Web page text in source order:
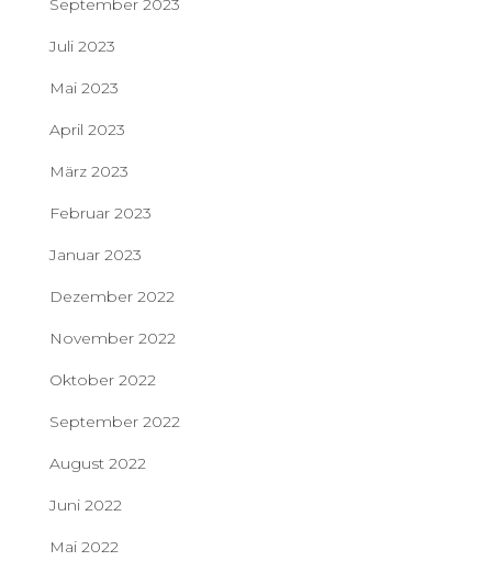
Juli 2023
Mai 2023
April 2023
März 2023
Februar 2023
Januar 2023
Dezember 2022
November 2022
Oktober 2022
September 2022
August 2022
Juni 2022
Mai 2022